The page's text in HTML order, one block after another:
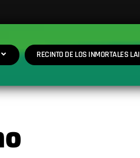
RECINTO DE LOS INMORTALES LAI